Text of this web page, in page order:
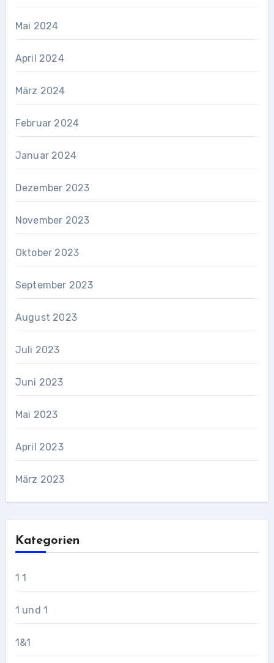
Mai 2024
April 2024
März 2024
Februar 2024
Januar 2024
Dezember 2023
November 2023
Oktober 2023
September 2023
August 2023
Juli 2023
Juni 2023
Mai 2023
April 2023
März 2023
Kategorien
1 1
1 und 1
1&1